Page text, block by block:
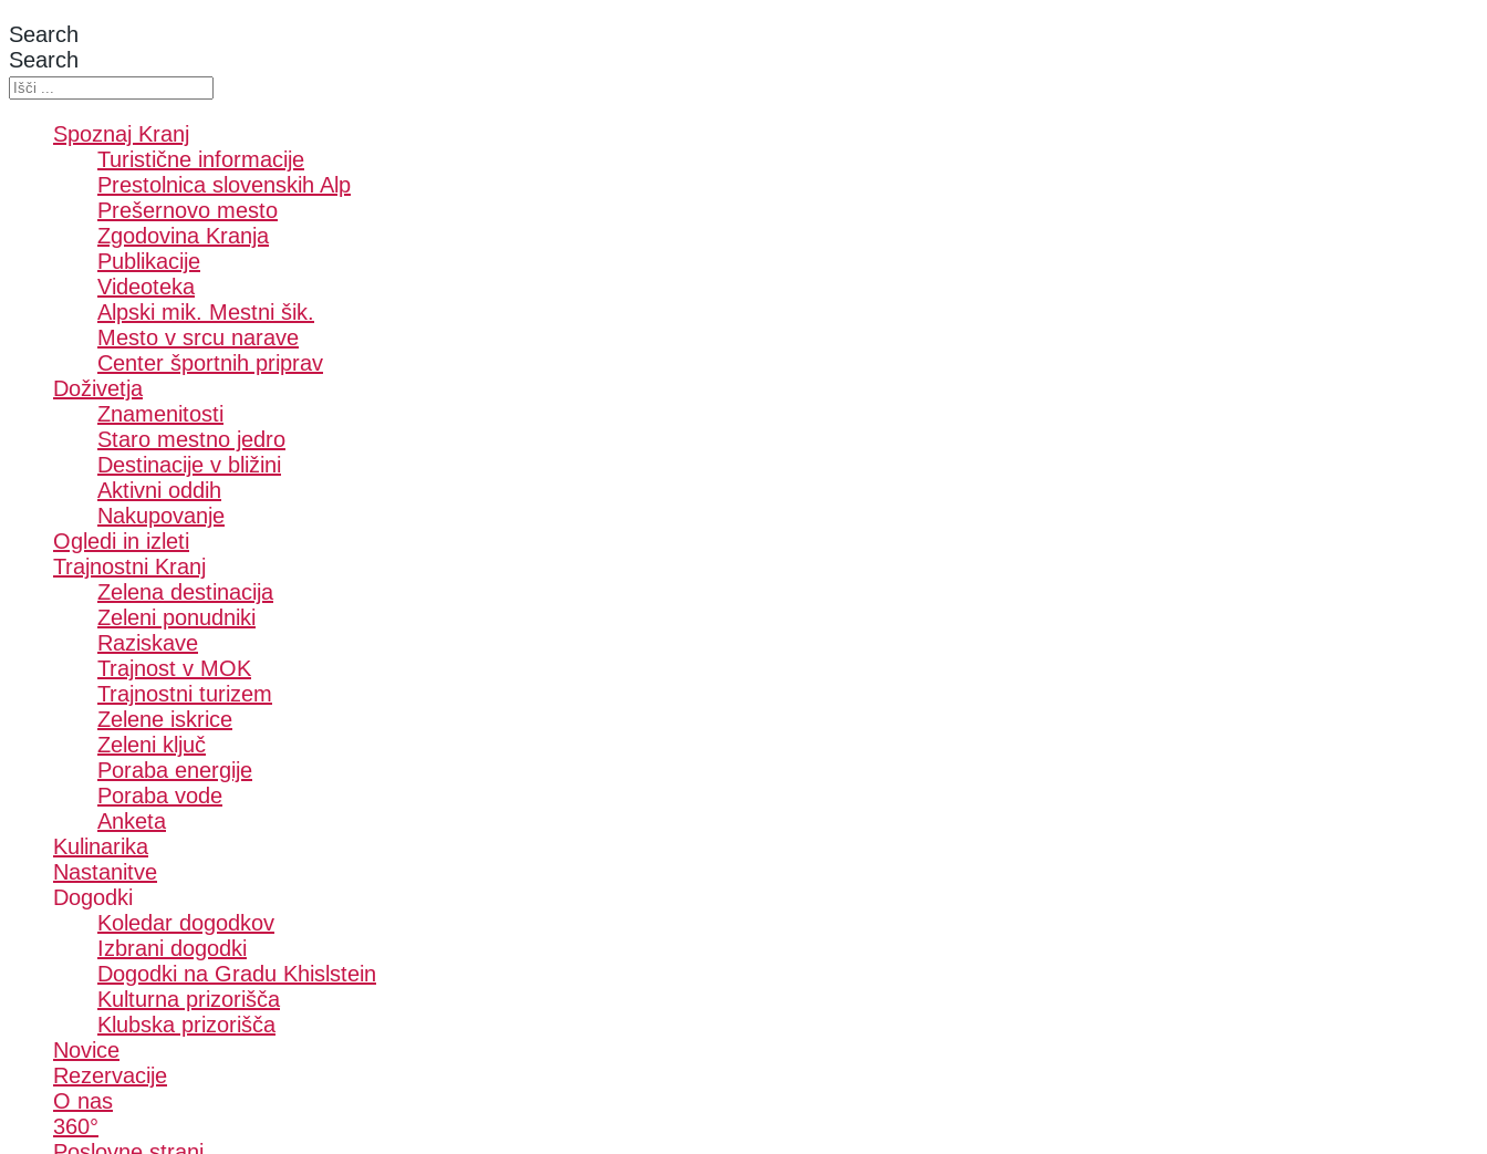
Search
Search
Spoznaj Kranj
Turistične informacije
Prestolnica slovenskih Alp
Prešernovo mesto
Zgodovina Kranja
Publikacije
Videoteka
Alpski mik. Mestni šik.
Mesto v srcu narave
Center športnih priprav
Doživetja
Znamenitosti
Staro mestno jedro
Destinacije v bližini
Aktivni oddih
Nakupovanje
Ogledi in izleti
Trajnostni Kranj
Zelena destinacija
Zeleni ponudniki
Raziskave
Trajnost v MOK
Trajnostni turizem
Zelene iskrice
Zeleni ključ
Poraba energije
Poraba vode
Anketa
Kulinarika
Nastanitve
Dogodki
Koledar dogodkov
Izbrani dogodki
Dogodki na Gradu Khislstein
Kulturna prizorišča
Klubska prizorišča
Novice
Rezervacije
O nas
360°